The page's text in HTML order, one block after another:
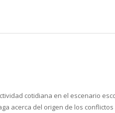
cotidiana en el escenario
acerca del origen de los